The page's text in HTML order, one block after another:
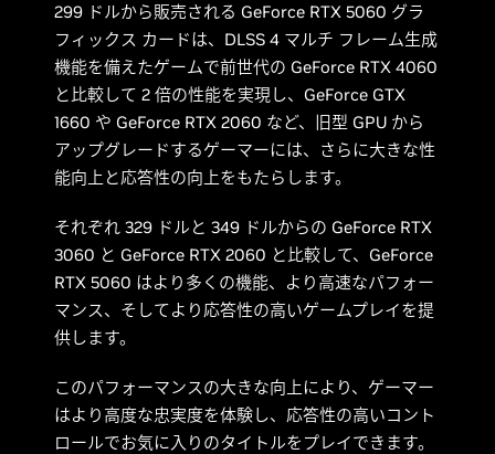
299 ドルから販売される GeForce RTX 5060 グラ
フィックス カードは、DLSS 4 マルチ フレーム生成
機能を備えたゲームで前世代の GeForce RTX 4060
と比較して 2 倍の性能を実現し、GeForce GTX
1660 や GeForce RTX 2060 など、旧型 GPU から
アップグレードするゲーマーには、さらに大きな性
能向上と応答性の向上をもたらします。
それぞれ 329 ドルと 349 ドルからの GeForce RTX
3060 と GeForce RTX 2060 と比較して、GeForce
RTX 5060 はより多くの機能、より高速なパフォー
マンス、そしてより応答性の高いゲームプレイを提
供します。
このパフォーマンスの大きな向上により、ゲーマー
はより高度な忠実度を体験し、応答性の高いコント
ロールでお気に入りのタイトルをプレイできます。